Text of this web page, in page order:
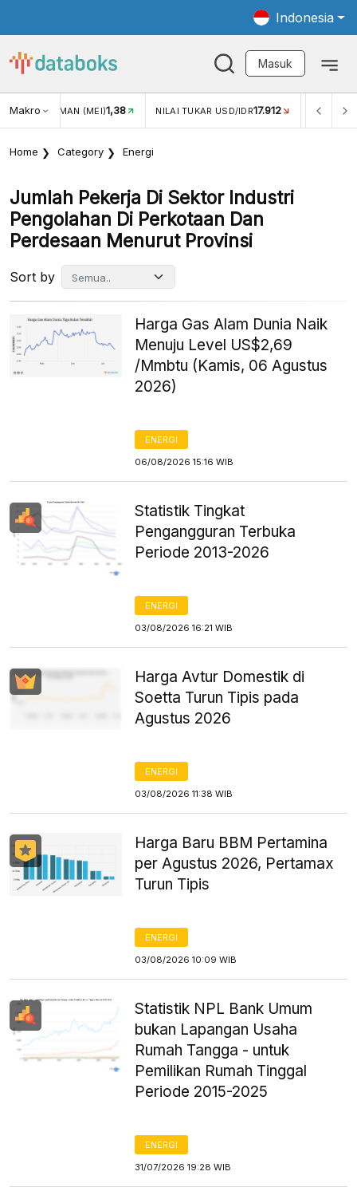
Indonesia
Masuk
MakroWISMAN (MEI)1,38 NILAI TUKAR USD/IDR17.912 INFLASI
Home Category Energi
Jumlah Pekerja Di Sektor Industri
Pengolahan Di Perkotaan Dan
Perdesaan Menurut Provinsi
Sort by
Harga Gas Alam Dunia Naik
Menuju Level US$2,69
/Mmbtu (Kamis, 06 Agustus
2026)
ENERGI
06/08/2026 15:16 WIB
Statistik Tingkat
Pengangguran Terbuka
Periode 2013-2026
ENERGI
03/08/2026 16:21 WIB
Harga Avtur Domestik di
Soetta Turun Tipis pada
Agustus 2026
ENERGI
03/08/2026 11:38 WIB
Harga Baru BBM Pertamina
per Agustus 2026, Pertamax
Turun Tipis
ENERGI
03/08/2026 10:09 WIB
Statistik NPL Bank Umum
bukan Lapangan Usaha
Rumah Tangga - untuk
Pemilikan Rumah Tinggal
Periode 2015-2025
ENERGI
31/07/2026 19:28 WIB